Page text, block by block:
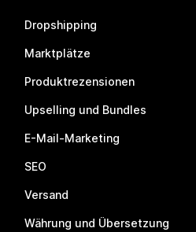
Dropshipping
Marktplätze
Produktrezensionen
Upselling und Bundles
E-Mail-Marketing
SEO
Versand
Währung und Übersetzung